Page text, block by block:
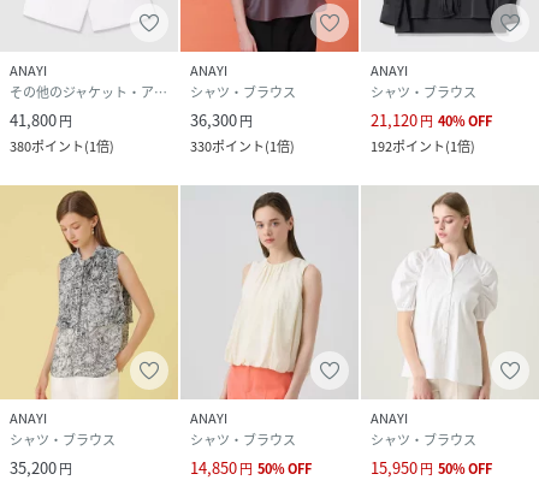
ANAYI
その他のジャケット・アウター
41,800円
380ポイント(1倍)
ANAYI
シャツ・ブラウス
36,300円
330ポイント(1倍)
ANAYI
シャツ・ブラウス
21,120円 40%OFF
192ポイント(1倍)
ANAYI
シャツ・ブラウス
35,200円
ANAYI
シャツ・ブラウス
14,850円 50%OFF
ANAYI
シャツ・ブラウス
15,950円 50%OFF